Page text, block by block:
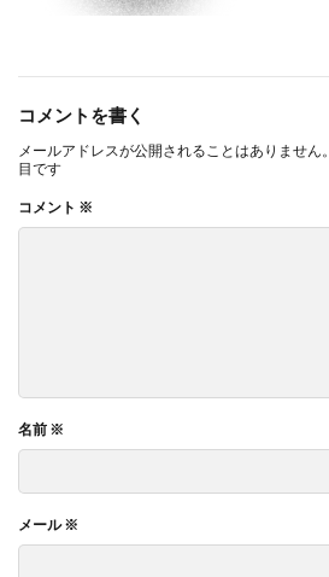
コメントを書く
メールアドレスが公開されることはありません。
目です
コメント ※
名前 ※
メール※